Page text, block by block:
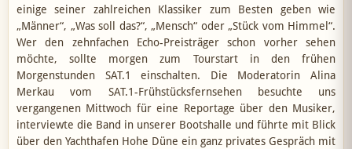
einige seiner zahlreichen Klassiker zum Besten geben wie
„Männer“, „Was soll das?“, „Mensch“ oder „Stück vom Himmel“.
Wer den zehnfachen Echo-Preisträger schon vorher sehen
möchte, sollte morgen zum Tourstart in den frühen
Morgenstunden SAT.1 einschalten. Die Moderatorin Alina
Merkau vom SAT.1-Frühstücksfernsehen besuchte uns
vergangenen Mittwoch für eine Reportage über den Musiker,
interviewte die Band in unserer Bootshalle und führte mit Blick
über den Yachthafen Hohe Düne ein ganz privates Gespräch mit